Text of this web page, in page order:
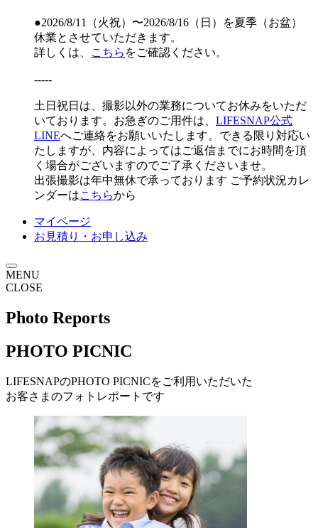
●2026/8/11（火祝）〜2026/8/16（日）を夏季（お盆）
休業とさせていただきます。
詳しくは、
こちら をご確認ください。
-----
土日祝日は、撮影以外の業務についてお休みをいただ
いております。お急ぎのご用件は、 LIFESNAP公式
LINEへご連絡をお願いいたします。できる限り対応い
たしますが、内容によってはご返信までにお時間を頂
く場合がございますのでご了承くださいませ。
出張撮影は年中無休で承っております ご予約状況カレ
ンダーはこちらから
マイページ
お見積り・お申し込み
MENU
CLOSE
Photo Reports
PHOTO PICNIC
LIFESNAPのPHOTO PICNICをご利用いただいた
お客さまのフォトレポートです